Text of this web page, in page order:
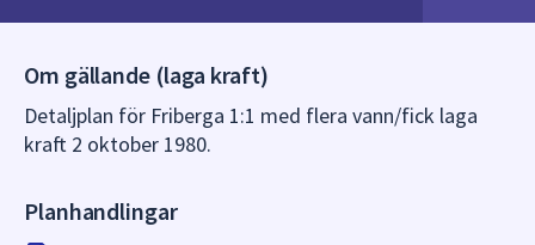
något
Om gällande (laga kraft)
Detaljplan för Friberga 1:1 med flera vann/fick laga
kraft 2 oktober 1980.
Planhandlingar